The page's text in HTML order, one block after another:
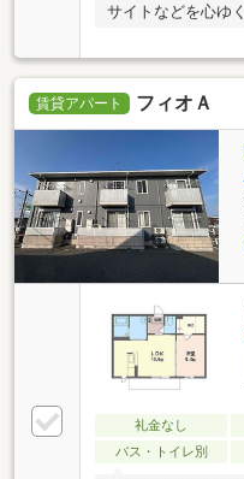
サイトなどを心ゆ
賃貸アパート フィオＡ
礼金なし
バス・トイレ別